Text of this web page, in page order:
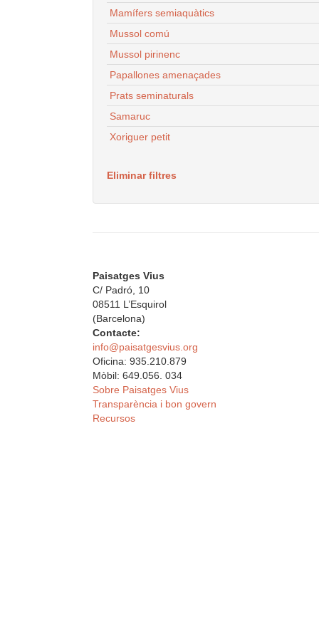
Mamífers semiaquàtics
Mussol comú
Mussol pirinenc
Papallones amenaçades
Prats seminaturals
Samaruc
Xoriguer petit
Eliminar filtres
Paisatges Vius
C/ Padró, 10
08511 L’Esquirol
(Barcelona)
Contacte:
info@paisatgesvius.org
Oficina: 935.210.879
Mòbil: 649.056. 034
Sobre Paisatges Vius
Transparència i bon govern
Recursos